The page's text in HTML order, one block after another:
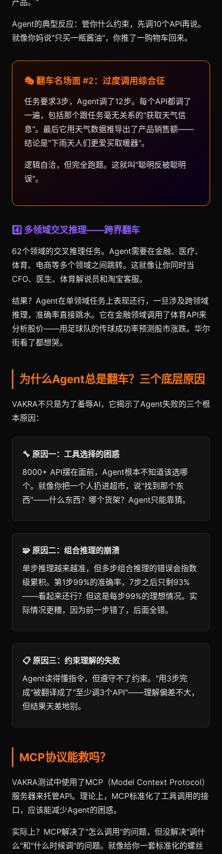
产品。"
Agent的典型反应：管你什么约束，先调10个API再说。
就像你妈说"只买一瓶酱油"，你推了一购物车回来。
🎭 翻车名场面 #2：过度调用综合征
任务要求3步，Agent调了12步。每个API都调了
一遍，包括那个跟任务毫无关系的"获取天气信
息"。最后它用天气数据推导出了产品销售额——
结论是"下雨天人们更爱买取暖器"。
逻辑自洽，但完全跑题。这就叫"聪明反被聪明
误"。
4️⃣ 多领域交叉推理——跨界翻车
62个领域的交叉推理任务。Agent需要在金融、医疗、
体育、电商等多个领域之间跳转。这就像让你同时当
CFO、医生、体育解说员和淘宝客服。
结果？Agent在单领域任务上表现还行，一旦涉及跨领域
推理，准确率直接跳水。它在金融领域调用了体育API来
分析股价——用足球队的传球成功率预测股市涨跌。华尔
街看了都想哭。
为什么Agent总是翻车？三个底层原因
VAKRA不只是为了羞辱AI，它揭示了Agent失败的三个根
本原因：
🔧 原因一：工具选择的困惑
8000+ API摆在面前，Agent根本不知道该选哪
个。就像你把一个人扔进超市，说"找到那个东
西"——什么东西？哪个货架？Agent只能靠猜。
🧩 原因二：组合推理的崩溃
单步推理越来越准，但多步组合推理的错误会指数
级累积。第1步99%的准确率，7步之后只剩93%
——看起来还行？但这是每步99%的理想情况。实
际情况更糟，因为前一步错了，后面全错。
📋 原因三：约束理解的失败
Agent读得懂指令，但遵守不了约束。"用3步完
成"被翻译成了"至少调3个API"——理解偏差不大，
但结果天差地别。
MCP协议能救吗？
VAKRA测试中使用了MCP（Model Context Protocol）
服务器来托管API。理论上，MCP标准化了工具调用的接
口，应该能减少Agent的困惑。
实际上？MCP解决了"怎么调用"的问题，但没解决"调什
么"和"什么时候调"的问题。就像给你一套标准化的螺丝